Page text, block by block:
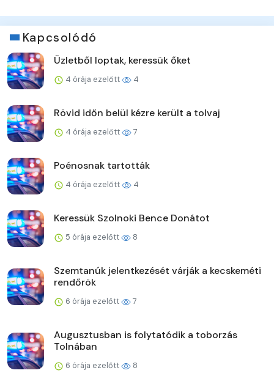
Kapcsolódó
Üzletből loptak, keressük őket
4 órája ezelőtt 4
Rövid időn belül kézre került a tolvaj
4 órája ezelőtt 7
Poénosnak tartották
4 órája ezelőtt 4
Keressük Szolnoki Bence Donátot
5 órája ezelőtt 8
Szemtanúk jelentkezését várják a kecskeméti
rendőrök
6 órája ezelőtt 7
Augusztusban is folytatódik a toborzás
Tolnában
6 órája ezelőtt 8